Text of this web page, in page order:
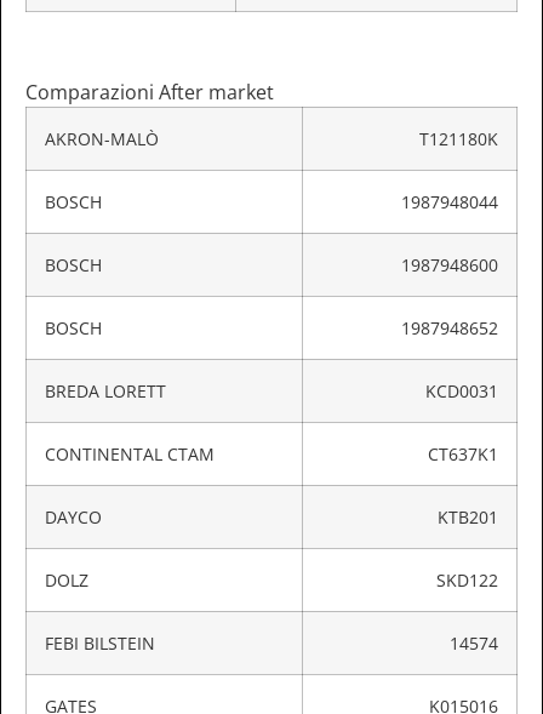
Comparazioni After market
AKRON-MALÒ T121180K
BOSCH 1987948044
BOSCH 1987948600
BOSCH 1987948652
BREDA LORETT KCD0031
CONTINENTAL CTAM CT637K1
DAYCO KTB201
DOLZ SKD122
FEBI BILSTEIN 14574
GATES K015016